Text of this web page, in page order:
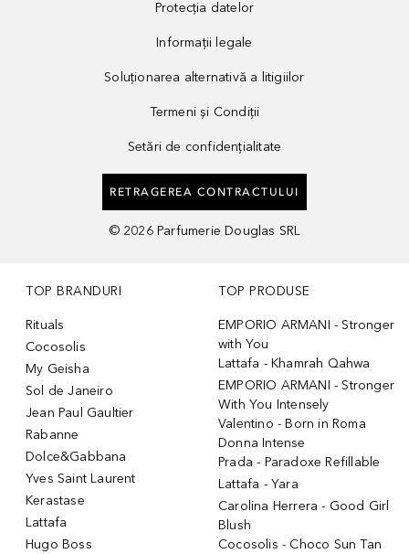
Protecția datelor
Informații legale
Soluționarea alternativă a litigiilor
Termeni și Condiții
Setări de confidențialitate
RETRAGEREA CONTRACTULUI
© 2026 Parfumerie Douglas SRL
TOP BRANDURI
Rituals
Cocosolis
My Geisha
Sol de Janeiro
Jean Paul Gaultier
Rabanne
Dolce&Gabbana
Yves Saint Laurent
Kerastase
Lattafa
Hugo Boss
TOP PRODUSE
EMPORIO ARMANI - Stronger
with You
Lattafa - Khamrah Qahwa
EMPORIO ARMANI - Stronger
With You Intensely
Valentino - Born in Roma
Donna Intense
Prada - Paradoxe Refillable
Lattafa - Yara
Carolina Herrera - Good Girl
Blush
Cocosolis - Choco Sun Tan